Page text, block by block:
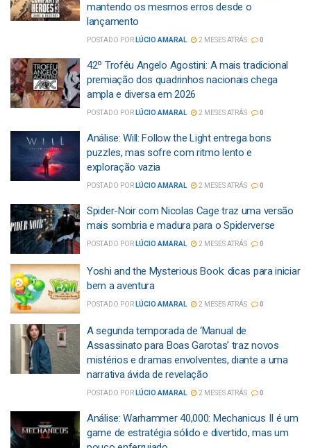
mantendo os mesmos erros desde o
lançamento
POSTADO POR LÚCIO AMARAL 2 MESES ATRÁS 0
42º Troféu Angelo Agostini: A mais tradicional
premiação dos quadrinhos nacionais chega
ampla e diversa em 2026
POSTADO POR LÚCIO AMARAL 2 MESES ATRÁS 0
Análise: Will: Follow the Light entrega bons
puzzles, mas sofre com ritmo lento e
exploração vazia
POSTADO POR LÚCIO AMARAL 2 MESES ATRÁS 0
Spider-Noir com Nicolas Cage traz uma versão
mais sombria e madura para o Spiderverse
POSTADO POR LÚCIO AMARAL 2 MESES ATRÁS 0
Yoshi and the Mysterious Book: dicas para iniciar
bem a aventura
POSTADO POR LÚCIO AMARAL 2 MESES ATRÁS 0
A segunda temporada de ‘Manual de
Assassinato para Boas Garotas’ traz novos
mistérios e dramas envolventes, diante a uma
narrativa ávida de revelação
POSTADO POR LÚCIO AMARAL 2 MESES ATRÁS 0
Análise: Warhammer 40,000: Mechanicus II é um
game de estratégia sólido e divertido, mas um